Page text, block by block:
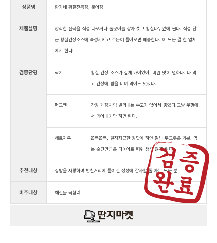
상품명 황가네 황칠전복장, 문어장
제품설명
양식한 전복을 직접 따오거나 돌문어를 잡아 씻고 황칠나무잎에 찐다. 직접 담
근 황칠간장소스에 숙성시키고 주문이 들어오면 배송한다. 이 모든 걸 한 업체
에서 한다.
검증단평 락기
황질 간장 소스가 깊게 배어있어, 비린 맛이 덜하다. 다 먹
고 간장에 밥을 비벼 먹어도 맛있다.
퍼그맨
간장 게장처럼 발라내는 수고가 없어서 좋았다.그냥 뚜껑에
서 떼어내기만 하면 된다.
헤르지우
쫀득쫀득, 달착지근한 장맛에 하얀 쌀밥 두그릇은 기본. 먹
는 순간만큼은 다이어트 따위 생각 않게 된다~
추천대상 집밥을 사랑하며 반찬거리에 들어간 정성에 감사할 줄 아는 모든 분
비추대상 해산물 극혐러